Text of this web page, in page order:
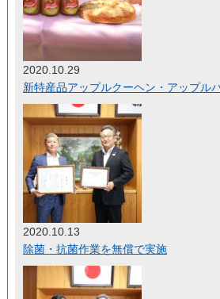
2020.10.29
新特産品アップルクーヘン・アップル
2020.10.13
除菌・抗菌作業を無償で実施